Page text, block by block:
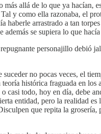
allá de lo que ya
y como ella razonaba, el
haberle arrastrado a tan
además se supiera lo que
personajillo debió
no pocas veces, el
histórica fraguada en
casi todo, hoy en día, debe
entidad, pero la realidad
que repita la